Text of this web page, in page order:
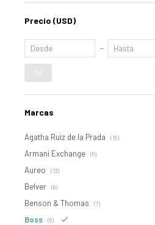
Precio (USD)
Marcas
Agatha Ruiz de la Prada (15)
Armani Exchange (5)
Aureo (13)
Belver (6)
Benson & Thomas (7)
Boss (5)